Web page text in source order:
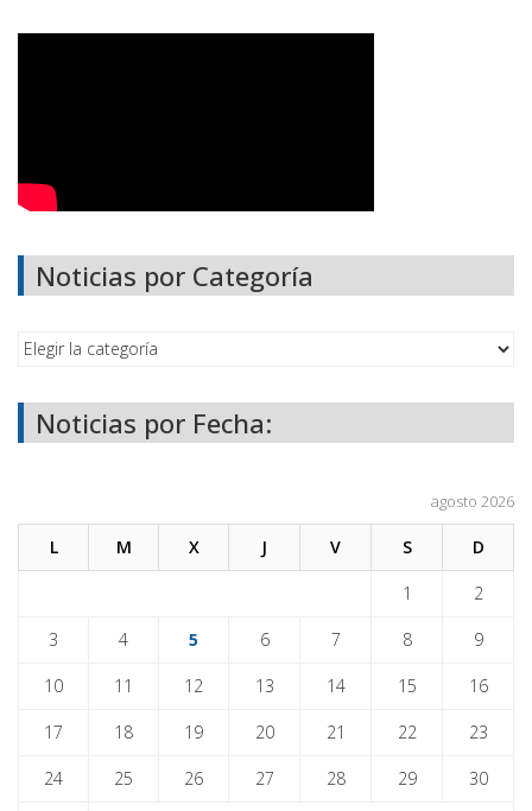
Noticias por Categoría
Noticias por Fecha:
agosto 2026
L M X J V S D
1 2
3 4 5 6 7 8 9
10 11 12 13 14 15 16
17 18 19 20 21 22 23
24 25 26 27 28 29 30